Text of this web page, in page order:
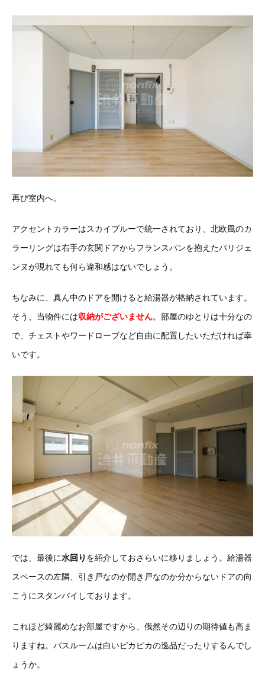
再び室内へ。
アクセントカラーはスカイブルーで統一されており、北欧風のカ
ラーリングは右手の玄関ドアからフランスパンを抱えたパリジェ
ンヌが現れても何ら違和感はないでしょう。
ちなみに、真ん中のドアを開けると給湯器が格納されています。
そう、当物件には収納がございません。部屋のゆとりは十分なの
で、チェストやワードローブなど自由に配置したいただければ幸
いです。
では、最後に水回り を紹介しておさらいに移りましょう。給湯器
スペースの左隣、引き戸なのか開き戸なのか分からないドアの向
こうにスタンバイしております。
これほど綺麗めなお部屋ですから、俄然その辺りの期待値も高ま
りますね。バスルームは白いピカピカの逸品だったりするんでし
ょうか。